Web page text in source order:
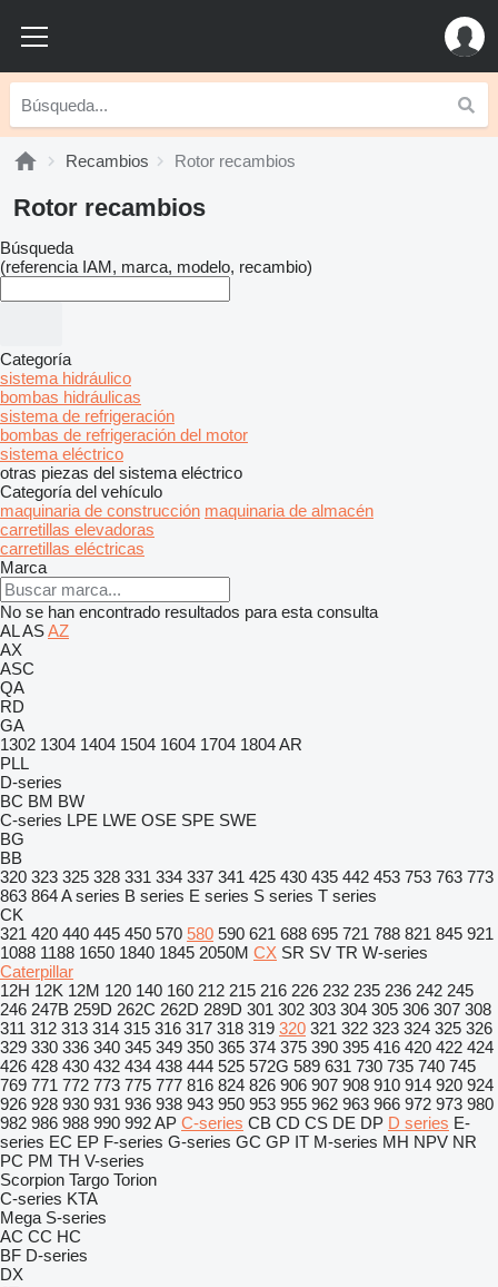
Recambios Rotor recambios
Rotor recambios
Búsqueda
(referencia IAM, marca, modelo, recambio)
Categoría
sistema hidráulico
bombas hidráulicas
sistema de refrigeración
bombas de refrigeración del motor
sistema eléctrico
otras piezas del sistema eléctrico
Categoría del vehículo
maquinaria de construcción maquinaria de almacén
carretillas elevadoras
carretillas eléctricas
Marca
No se han encontrado resultados para esta consulta
ALASAZ
AX
ASC
QA
RD
GA
1302 1304 1404 1504 1604 1704 1804AR
PLL
D-series
BC BM BW
C-series LPE LWE OSE SPE SWE
BG
BB
320 323 325 328 331 334 337 341 425 430 435 442 453 753 763 773
863 864A series B series E series S series T series
CK
321 420 440 445 450 570 580 590 621 688 695 721 788 821 845 921
1088 1188 1650 1840 1845 2050M CX SR SV TR W-series
Caterpillar
12H 12K 12M 120 140 160 212 215 216 226 232 235 236 242 245
246 247B 259D 262C 262D 289D 301 302 303 304 305 306 307 308
311 312 313 314 315 316 317 318 319 320 321 322 323 324 325 326
329 330 336 340 345 349 350 365 374 375 390 395 416 420 422 424
426 428 430 432 434 438 444 525 572G 589 631 730 735 740 745
769 771 772 773 775 777 816 824 826 906 907 908 910 914 920 924
926 928 930 931 936 938 943 950 953 955 962 963 966 972 973 980
982 986 988 990 992AP C-series CB CD CS DE DP D series E-
series EC EP F-series G-series GC GP IT M-series MH NPV NR
PC PM TH V-series
Scorpion Targo Torion
C-series KTA
Mega S-series
AC CC HC
BF D-series
DX